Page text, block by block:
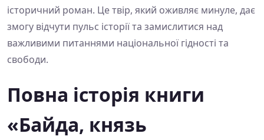
історичний роман. Це твір, який оживляє минуле, дає
змогу відчути пульс історії та замислитися над
важливими питаннями національної гідності та
свободи.
Повна історія книги
«Байда, князь